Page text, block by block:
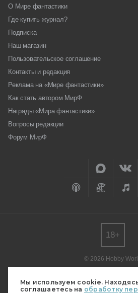
Мы используем cookie.
соглашаетесь на обработку
О Мире фантастики
Где купить журнал?
Подписка
Наш магазин
Пользовательское соглашение
Контакты и редакция
Реклама на «Мире фантастики»
Как стать автором МирФ
Награды «Мира фантастики»
Вопросы редакции
Форум МирФ
© 2026 Hobby
редакции.
Мнение авторов может не совпадать
18+